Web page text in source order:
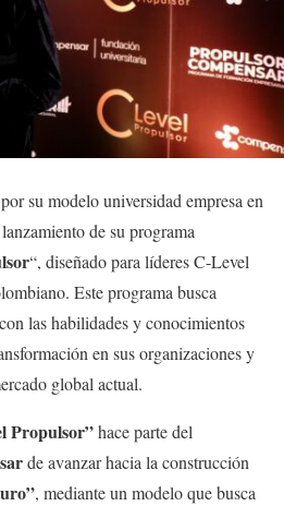
su modelo universidad empresa en
de su programa
“, diseñado para líderes C-Level
Este programa busca
las habilidades y conocimientos
en sus organizaciones y
global actual.
Propulsor”hace parte del
de avanzar hacia la construcción
, mediante un modelo que busca